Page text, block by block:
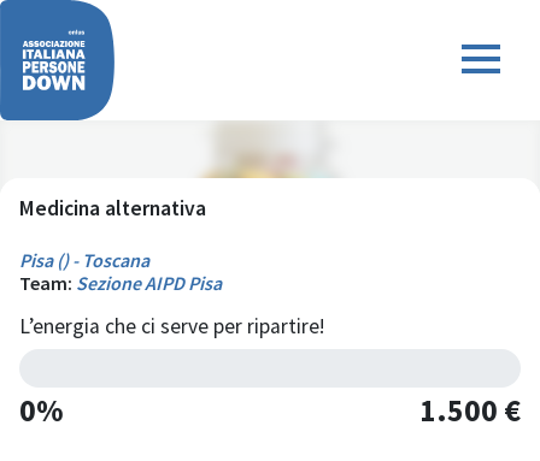
Medicina alternativa
Pisa () - Toscana
Team: Sezione AIPD Pisa
L’energia che ci serve per ripartire!
0% 1.500 €